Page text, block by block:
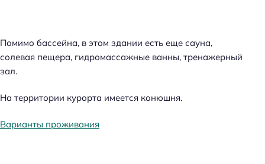
Помимо бассейна, в этом здании есть еще сауна,
солевая пещера, гидромассажные ванны, тренажерный
зал.
На территории курорта имеется конюшня.
Варианты проживания